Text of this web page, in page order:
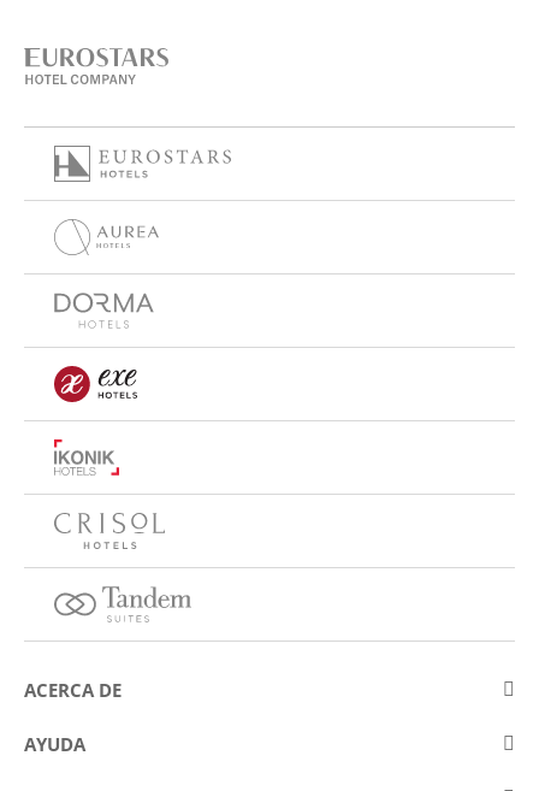
ACERCA DE
Sobre Eurostars Hotel Company
AYUDA